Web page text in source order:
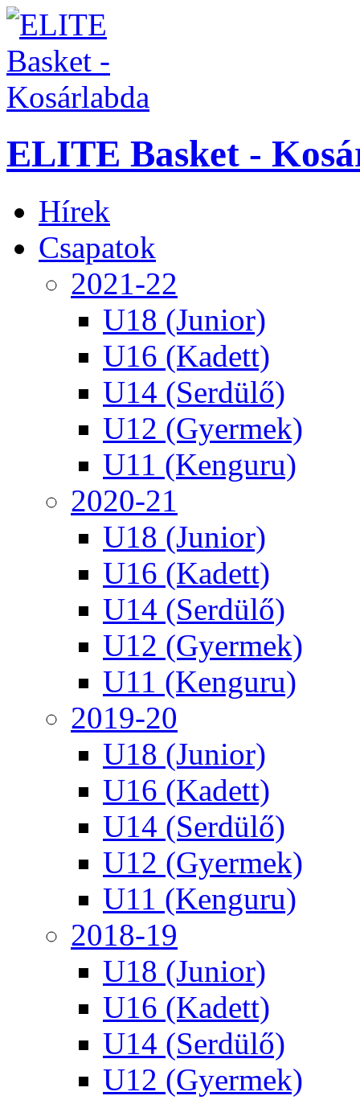
ELITE Basket -
Hírek
Csapatok
2021-22
U18 (Junior)
U16 (Kadett)
U14 (Serdülő)
U12 (Gyermek)
U11 (Kenguru)
2020-21
U18 (Junior)
U16 (Kadett)
U14 (Serdülő)
U12 (Gyermek)
U11 (Kenguru)
2019-20
U18 (Junior)
U16 (Kadett)
U14 (Serdülő)
U12 (Gyermek)
U11 (Kenguru)
2018-19
U18 (Junior)
U16 (Kadett)
U14 (Serdülő)
U12 (Gyermek)